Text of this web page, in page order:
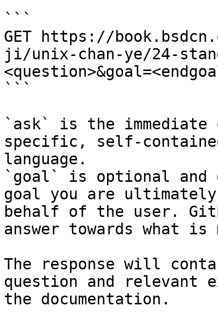
```
GET https://
ji/unix-chan-ye/24-
```
`ask` is the
specific, self-
language.
`goal` is optional and
goal you are
behalf of the user.
answer towards what
The response will
question and relevant
the documentation.